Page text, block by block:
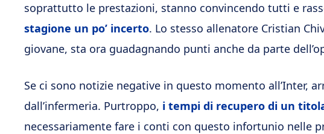
soprattutto le prestazioni, stanno convincendo tutti e
stagione un po’ incerto. Lo stesso allenatore Cristian
giovane, sta ora guadagnando punti anche da parte
Se ci sono notizie negative in questo momento all’Inter,
dall’infermeria. Purtroppo, i tempi di recupero di un
necessariamente fare i conti con questo infortunio nelle